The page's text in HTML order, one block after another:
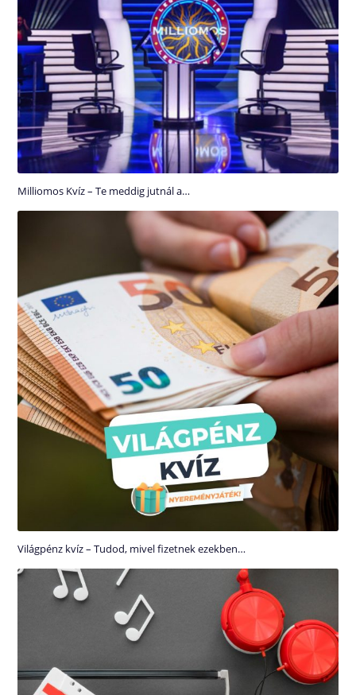
Milliomos Kvíz – Te meddig jutnál a…
Világpénz kvíz – Tudod, mivel fizetnek ezekben…